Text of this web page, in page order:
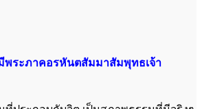
ระภาคอรหันตสัมมาสัมพุทธเจ้า